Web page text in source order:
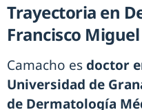
Trayectoria en
Francisco
Camacho es doctor
Universidad de
de Dermatología